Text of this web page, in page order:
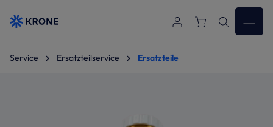
Zum Hauptinhalt springen
Service Ersatzteilservice Ersatzteile